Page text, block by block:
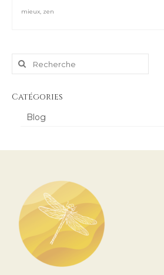
mieux, zen
Rechercher
Catégories
Blog